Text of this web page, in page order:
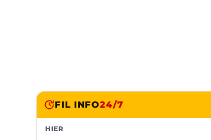
FIL INFO24/7
HIER